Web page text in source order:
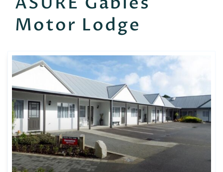
Motor Lodge